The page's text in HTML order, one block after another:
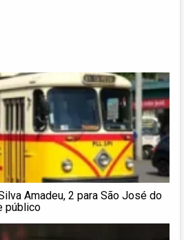
Amadeu, 2 para São José do
público